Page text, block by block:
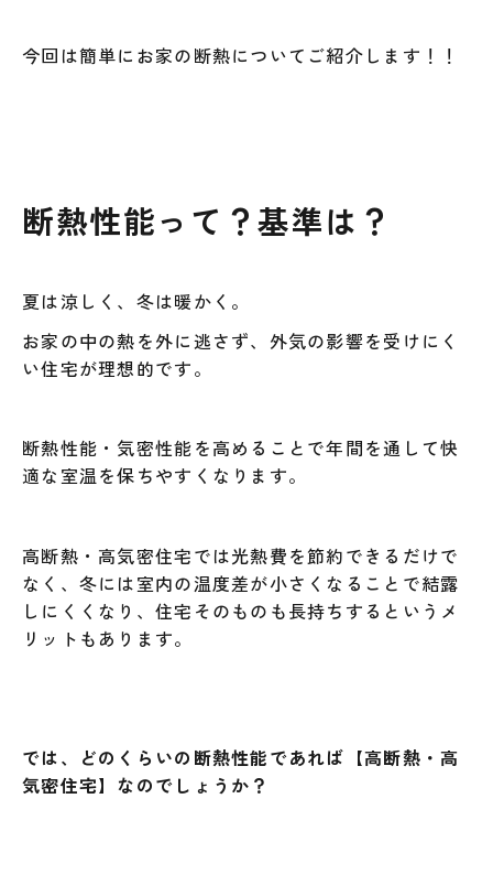
今回は簡単にお家の断熱についてご紹介します！！
断熱性能って？基準は？
夏は涼しく、冬は暖かく。
お家の中の熱を外に逃さず、外気の影響を受けにく
い住宅が理想的です。
断熱性能・気密性能を高めることで年間を通して快
適な室温を保ちやすくなります。
高断熱・高気密住宅では光熱費を節約できるだけで
なく、冬には室内の温度差が小さくなることで結露
しにくくなり、住宅そのものも長持ちするというメ
リットもあります。
では、どのくらいの断熱性能であれば 【高断熱・高
気密住宅】 なのでしょうか？